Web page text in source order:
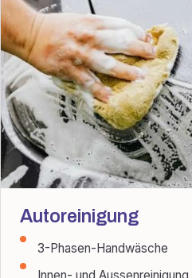
Autoreinigung
3-Phasen-Handwäsche